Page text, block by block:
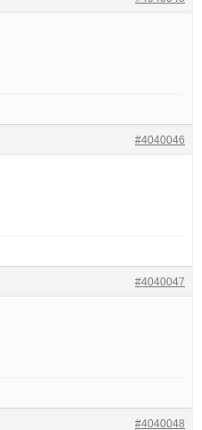
#4040046
#4040047
#4040048